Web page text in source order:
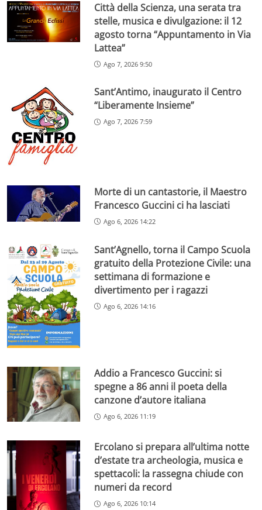
Città della Scienza, una serata tra
stelle, musica e divulgazione: il 12
agosto torna “Appuntamento in Via
Lattea”
Ago 7, 2026 9:50
Sant’Antimo, inaugurato il Centro
“Liberamente Insieme”
Ago 7, 2026 7:59
Morte di un cantastorie, il Maestro
Francesco Guccini ci ha lasciati
Ago 6, 2026 14:22
Sant’Agnello, torna il Campo Scuola
gratuito della Protezione Civile: una
settimana di formazione e
divertimento per i ragazzi
Ago 6, 2026 14:16
Addio a Francesco Guccini: si
spegne a 86 anni il poeta della
canzone d’autore italiana
Ago 6, 2026 11:19
Ercolano si prepara all’ultima notte
d’estate tra archeologia, musica e
spettacoli: la rassegna chiude con
numeri da record
Ago 6, 2026 10:14